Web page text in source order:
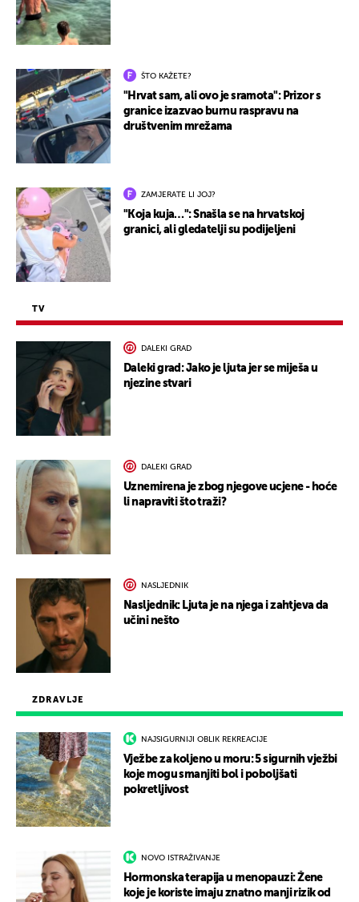
ZDRAVLJE
NAJSIGURNIJI OBLIK REKREACIJE
Vježbe za koljeno u moru: 5 sigurnih vježbi
koje mogu smanjiti bol i poboljšati
pokretljivost
NOVO ISTRAŽIVANJE
Hormonska terapija u menopauzi: Žene
koje je koriste imaju znatno manji rizik od
ŠTO KAŽETE?
"Hrvat sam, ali ovo je sramota": Prizor s
granice izazvao burnu raspravu na
društvenim mrežama
ZAMJERATE LI JOJ?
"Koja kuja…": Snašla se na hrvatskoj
granici, ali gledatelji su podijeljeni
TV
DALEKI GRAD
Daleki grad: Jako je ljuta jer se miješa u
njezine stvari
DALEKI GRAD
Uznemirena je zbog njegove ucjene - hoće
li napraviti što traži?
NASLJEDNIK
Nasljednik: Ljuta je na njega i zahtjeva da
učini nešto